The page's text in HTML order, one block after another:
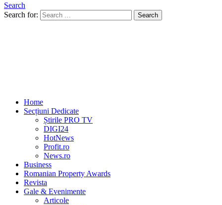
Search
Search for:
Search
Home
Secțiuni Dedicate
Știrile PRO TV
DIGI24
HotNews
Profit.ro
News.ro
Business
Romanian Property Awards
Revista
Gale & Evenimente
Articole